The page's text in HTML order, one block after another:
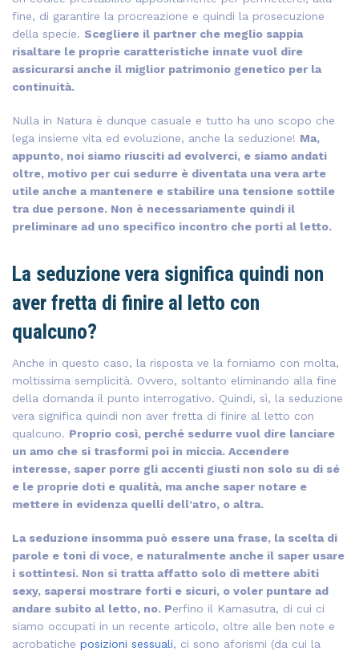
fine, di garantire la procreazione e quindi la prosecuzione
della specie. Scegliere il partner che meglio sappia
risaltare le proprie caratteristiche innate vuol dire
assicurarsi anche il miglior patrimonio genetico per la
continuità.
Nulla in Natura è dunque casuale e tutto ha uno scopo che
lega insieme vita ed evoluzione, anche la seduzione! Ma,
appunto, noi siamo riusciti ad evolverci, e siamo andati
oltre, motivo per cui sedurre è diventata una vera arte
utile anche a mantenere e stabilire una tensione sottile
tra due persone. Non è necessariamente quindi il
preliminare ad uno specifico incontro che porti al letto.
La seduzione vera significa quindi non
aver fretta di finire al letto con
qualcuno?
Anche in questo caso, la risposta ve la forniamo con molta,
moltissima semplicità. Ovvero, soltanto eliminando alla fine
della domanda il punto interrogativo. Quindi, sì, la seduzione
vera significa quindi non aver fretta di finire al letto con
qualcuno. Proprio così, perché sedurre vuol dire lanciare
un amo che si trasformi poi in miccia. Accendere
interesse, saper porre gli accenti giusti non solo su di sé
e le proprie doti e qualità, ma anche saper notare e
mettere in evidenza quelli dell’atro, o altra.
La seduzione insomma può essere una frase, la scelta di
parole e toni di voce, e naturalmente anche il saper usare
i sottintesi. Non si tratta affatto solo di mettere abiti
sexy, sapersi mostrare forti e sicuri, o voler puntare ad
andare subito al letto, no. Perfino il Kamasutra, di cui ci
siamo occupati in un recente articolo, oltre alle ben note e
acrobatiche posizioni sessuali, ci sono aforismi (da cui la